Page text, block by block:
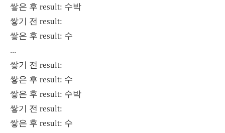
쌓은 후 result: 수박
쌓기 전 result:
쌓은 후 result: 수
...
쌓기 전 result:
쌓은 후 result: 수
쌓은 후 result: 수박
쌓기 전 result:
쌓은 후 result: 수